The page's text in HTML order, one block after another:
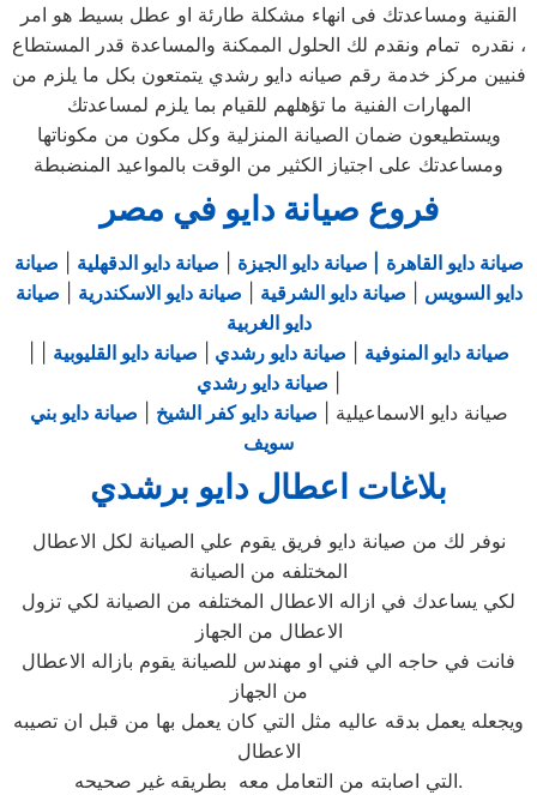
القنية ومساعدتك فى انهاء مشكلة طارئة او عطل بسيط هو امر
نقدره تمام ونقدم لك الحلول الممكنة والمساعدة قدر المستطاع ،
فنيين مركز خدمة رقم صيانه دايو رشدي يتمتعون بكل ما يلزم من
المهارات الفنية ما تؤهلهم للقيام بما يلزم لمساعدتك
ويستطيعون ضمان الصيانة المنزلية وكل مكون من مكوناتها
ومساعدتك على اجتياز الكثير من الوقت بالمواعيد المنضبطة
فروع صيانة دايو في مصر
صيانة دايو القاهرة | صيانة دايو الجيزة صيانة دايو الدقهلية
صيانة
دايو السويس
صيانة دايو الشرقية صيانة دايو الاسكندرية
صيانة
دايو الغربية
صيانة دايو المنوفية صيانة دايو رشدي صيانة دايو القليوبية
صيانة دايو رشدي
صيانة دايو الاسماعيلية | صيانة دايو كفر الشيخ
صيانة دايو بني
سويف
بلاغات اعطال دايو برشدي
نوفر لك من صيانة دايو فريق يقوم علي الصيانة لكل الاعطال
المختلفه من الصيانة
لكي يساعدك في ازاله الاعطال المختلفه من الصيانة لكي تزول
الاعطال من الجهاز
فانت في حاجه الي فني او مهندس للصيانة يقوم بازاله الاعطال
من الجهاز
ويجعله يعمل بدقه عاليه مثل التي كان يعمل بها من قبل ان تصيبه
الاعطال
التي اصابته من التعامل معه بطريقه غير صحيحه.